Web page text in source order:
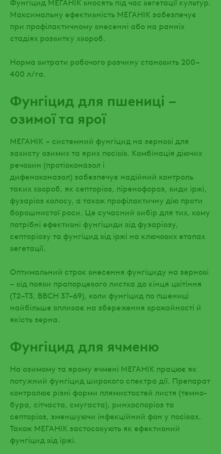
Фунгіцид МЕГАНІК вносять під час вегетації культур.
Максимальну ефективність МЕГАНІК забезпечує
при профілактичному внесенні або на ранніх
стадіях розвитку хвороб.
Норма витрати робочого розчину становить 200–
400 л/га.
Фунгіцид для пшениці –
озимої та ярої
МЕГАНІК – системний фунгіцид на зернові для
захисту озимих та ярих посівів. Комбінація діючих
речовин (протіоконазол і
дифеноконазол) забезпечує надійний контроль
таких хвороб, як септоріоз, піренофороз, види іржі,
фузаріоз колосу, а також профілактичну дію проти
борошнистої роси. Це сучасний вибір для тих, кому
потрібні ефективні фунгіциди від фузаріозу,
септоріозу та фунгіцид від іржі на ключових етапах
вегетації.
Оптимальний строк внесення фунгіциду на зернові
– від появи прапорцевого листка до кінця цвітіння
(Т2–Т3, ВВСН 37–69), коли фунгіцид по пшениці
найбільше впливає на збереження врожайності й
якість зерна.
Фунгіцид для ячменю
На озимому та ярому ячмені МЕГАНІК працює як
потужний фунгіцид широкого спектра дії. Препарат
контролює різні форми плямистостей листя (темно-
бура, сітчаста, смугаста), ринхоспоріоз та
септоріоз, зменшуючи інфекційний фон у посівах.
Також МЕГАНІК застосовують як ефективний
фунгіцид від іржі.